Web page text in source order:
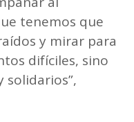
tenemos que
y mirar para
difíciles, sino
solidarios”,